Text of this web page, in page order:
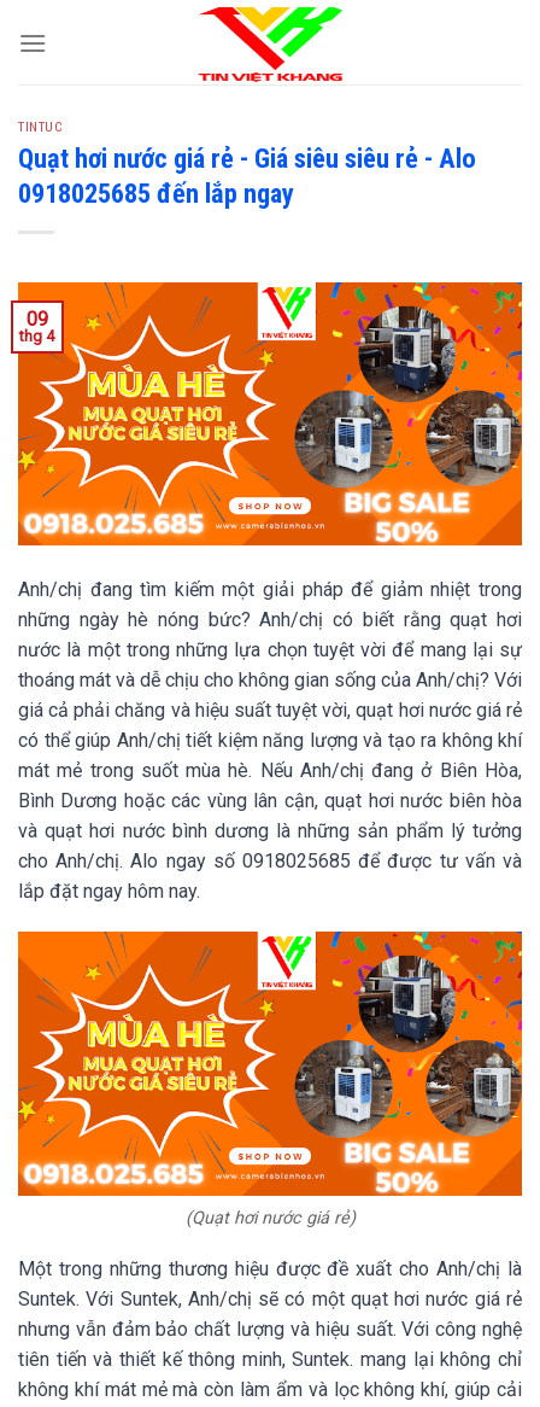
TINTUC
Quạt hơi nước giá rẻ - Giá siêu siêu rẻ - Alo
0918025685 đến lắp ngay
09
thg 4
Anh/chị đang tìm kiếm một giải pháp để giảm nhiệt trong
những ngày hè nóng bức? Anh/chị có biết rằng quạt hơi
nước là một trong những lựa chọn tuyệt vời để mang lại sự
thoáng mát và dễ chịu cho không gian sống của Anh/chị? Với
giá cả phải chăng và hiệu suất tuyệt vời, quạt hơi nước giá rẻ
có thể giúp Anh/chị tiết kiệm năng lượng và tạo ra không khí
mát mẻ trong suốt mùa hè. Nếu Anh/chị đang ở Biên Hòa,
Bình Dương hoặc các vùng lân cận, quạt hơi nước biên hòa
và quạt hơi nước bình dương là những sản phẩm lý tưởng
cho Anh/chị. Alo ngay số 0918025685 để được tư vấn và
lắp đặt ngay hôm nay.
(Quạt hơi nước giá rẻ)
Một trong những thương hiệu được đề xuất cho Anh/chị là
Suntek. Với Suntek, Anh/chị sẽ có một quạt hơi nước giá rẻ
nhưng vẫn đảm bảo chất lượng và hiệu suất. Với công nghệ
tiên tiến và thiết kế thông minh,Suntek. mang lại không chỉ
không khí mát mẻ mà còn làm ẩm và lọc không khí, giúp cải